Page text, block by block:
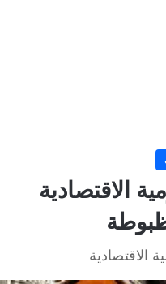
الاقتصادية
الاقتصادية